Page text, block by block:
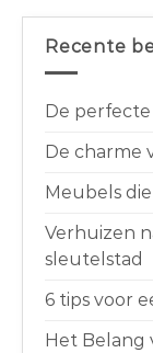
Recente
De
De charme
Meubels
Verhuizen
sleutelstad
6 tips voor
Het Belang